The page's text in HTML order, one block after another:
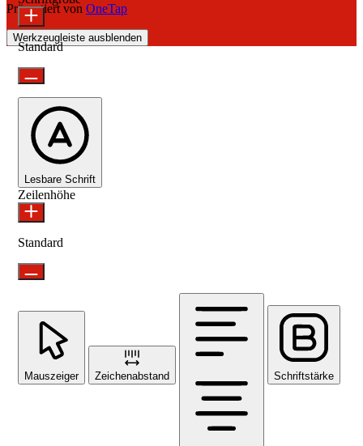
Präsentiert von OneTap
Werkzeugleiste ausblenden
Standard
Lesbare Schrift
Zeilenhöhe
Standard
Mauszeiger Zeichenabstand Schriftstärke